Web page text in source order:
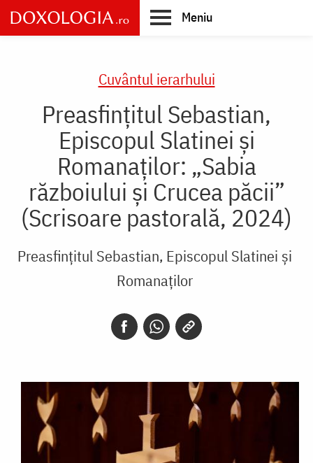
Skip
to
main
Meniu
Cuvântul ierarhului
Preasfințitul Sebastian,
Episcopul Slatinei și
Romanaților: „Sabia
războiului și Crucea păcii”
(Scrisoare pastorală, 2024)
Preasfințitul Sebastian, Episcopul Slatinei și
Romanaților